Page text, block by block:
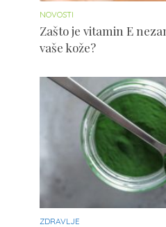
NOVOSTI
Zašto je vitamin E
vaše kože?
ZDRAVLJE